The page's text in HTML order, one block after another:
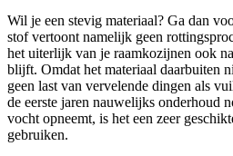
Wil je een stevig materiaal? Ga dan
stof vertoont namelijk geen
het uiterlijk van je raamkozijnen ook
blijft. Omdat het materiaal daarbuiten
geen last van vervelende dingen als
de eerste jaren nauwelijks onderhoud
vocht opneemt, is het een zeer
gebruiken.